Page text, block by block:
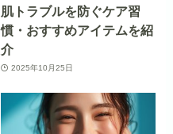
肌トラブルを防ぐケア習
慣・おすすめアイテムを紹
介
2025年10月25日